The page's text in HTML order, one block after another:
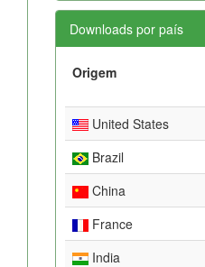
Downloads por país
Origem
United States
Brazil
China
France
India